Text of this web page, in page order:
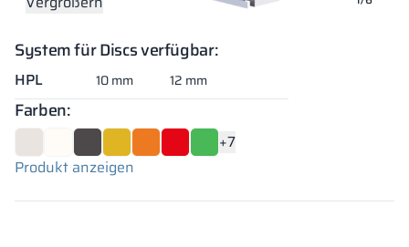
System für Discs verfügbar:
HPL 10 mm 12 mm
Farben:
+7
Produkt anzeigen